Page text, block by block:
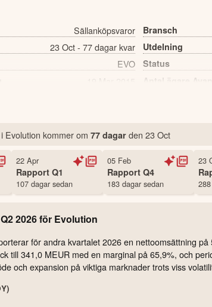
Sällanköpsvaror Bransch
23 Oct - 77 dagar kvar Utdelning
EVO Status
Antal ägare
i Evolution kommerom 77 dagar den 23 Oct
22 Apr
Rapport Q1
107 dagar sedan
05 Feb
Rapport Q4
183 dagar sedan
23
Q2 2026för Evolution
för andra kvartalet 2026 en nettoomsättning
till 341,0 MEUR med en marginal på 65,9%, och
och expansion på viktiga marknader trots viss